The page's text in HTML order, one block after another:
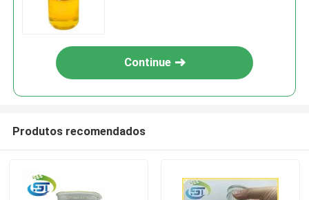
Continue
Produtos recomendados